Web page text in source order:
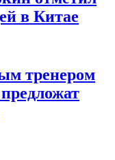
в Китае
тренером